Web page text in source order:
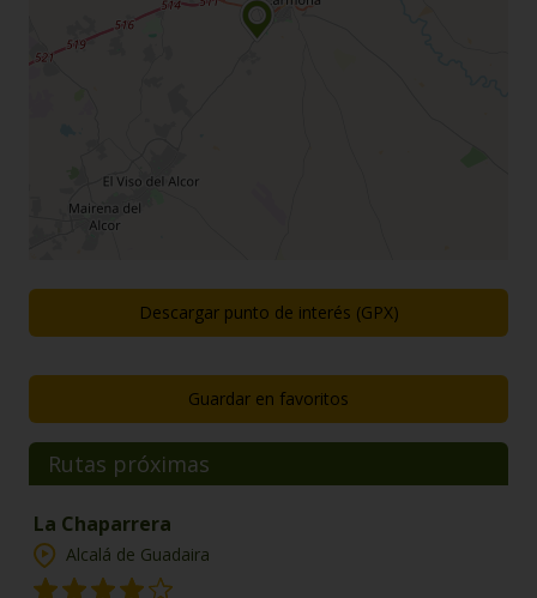
Descargar punto de interés (GPX)
Guardar en favoritos
Rutas próximas
La Chaparrera
Alcalá de Guadaira